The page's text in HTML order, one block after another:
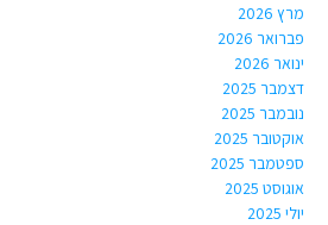
מרץ 2026
פברואר 2026
ינואר 2026
דצמבר 2025
נובמבר 2025
אוקטובר 2025
ספטמבר 2025
אוגוסט 2025
יולי 2025